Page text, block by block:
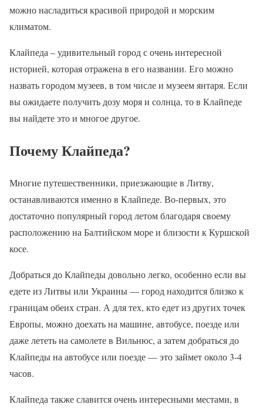
можно насладиться красивой природой и морским
климатом.
Клайпеда – удивительный город с очень интересной
историей, которая отражена в его названии. Его можно
назвать городом музеев, в том числе и музеем янтаря. Если
вы ожидаете получить дозу моря и солнца, то в Клайпеде
вы найдете это и многое другое.
Почему Клайпеда?
Многие путешественники, приезжающие в Литву,
останавливаются именно в Клайпеде. Во-первых, это
достаточно популярный город летом благодаря своему
расположению на Балтийском море и близости к Куршской
косе.
Добраться до Клайпеды довольно легко, особенно если вы
едете из Литвы или Украины — город находится близко к
границам обеих стран. А для тех, кто едет из других точек
Европы, можно доехать на машине, автобусе, поезде или
даже лететь на самолете в Вильнюс, а затем добраться до
Клайпеды на автобусе или поезде — это займет около 3-4
часов.
Клайпеда также славится очень интересными местами, в